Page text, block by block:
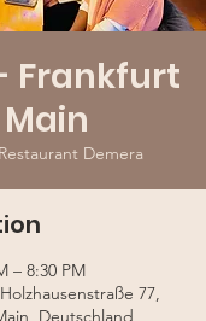
Frankfurt
Restaurant Demera
– 8:30 PM
77,
Deutschland